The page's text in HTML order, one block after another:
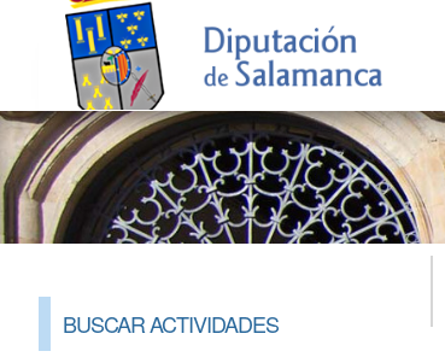
BUSCAR ACTIVIDADES